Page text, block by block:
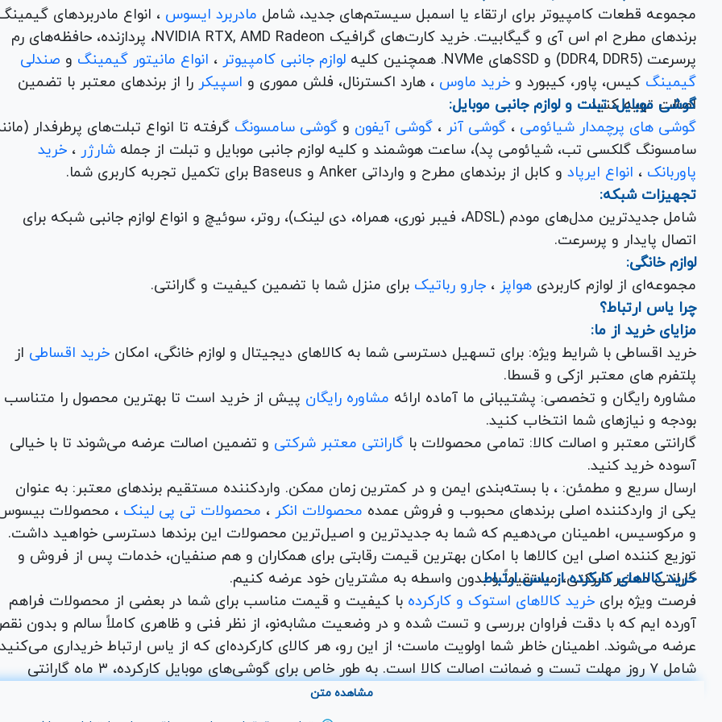
مجموعه قطعات کامپیوتر برای ارتقاء یا اسمبل سیستم‌های جدید، شامل مادربرد ایسوس ، انواع مادربردهای
برندهای مطرح ام اس آی و گیگابیت. خرید کارت‌های گرافیک NVIDIA RTX, AMD Radeon، پردازنده‌، حافظه‌های رم
پرسرعت (DDR4, DDR5) و SSDهای NVMe. همچنین کلیه
لوازم جانبی کامپیوتر ، انواع مانیتور گیمینگ
صندلی
گیمینگ کیس، پاور، کیبورد و خرید ماوس ، هارد اکسترنال، فلش مموری و اسپیکر را از برندهای معتبر با تضمین
اصالت تهیه کنید.
گوشی موبایل، تبلت و لوازم جانبی موبایل:
گوشی های پرچمدار شیائومی ، گوشی آنر ، گوشی آیفون گوشی سامسونگ گرفته تا انواع تبلت‌های پرطرفدار
سامسونگ گلکسی تب، شیائومی پد)، ساعت هوشمند و کلیه لوازم جانبی موبایل و تبلت از جملهشارژر ، خرید
پاوربانک ، انواع ایرپاد
تجهیزات شبکه:
شامل جدیدترین مدل‌های مودم (ADSL، فیبر نوری، همراه، دی لینک)، روتر، سوئیچ و انواع لوازم جانبی شبکه برای
اتصال پایدار و پرسرعت.
لوازم خانگی:
مجموعه‌ای از لوازم کاربردیهواپز ، جارو رباتیک برای منزل شما با تضمین کیفیت و گارانتی.
چرا یاس ارتباط؟
مزایای خرید از ما:
خرید اقساطی با شرایط ویژه: برای تسهیل دسترسی شما به کالاهای دیجیتال و لوازم خانگی، امکانخرید اقساطی از
پلتفرم های معتبر ازکی و قسطا.
مشاوره رایگان و تخصصی: پشتیبانی ما آماده ارائه مشاوره رایگان پیش از خرید است تا بهترین محصول را متناسب
بودجه و نیازهای شما انتخاب کنید.
گارانتی معتبر و اصالت کالا: تمامی محصولات باگارانتی معتبر شرکتی و تضمین اصالت عرضه می‌شوند تا با خیالی
آسوده خرید کنید.
ارسال سریع و مطمئن: ، با بسته‌بندی ایمن و در کمترین زمان ممکن. واردکننده مستقیم برندهای معتبر: به عنوان
یکی از واردکننده اصلی برندهای محبوب و فروش عمده محصولات انکر ، محصولات تی پی لینک ، محصولات
و مرکوسیس، اطمینان می‌دهیم که شما به جدیدترین و اصیل‌ترین محصولات این برندها دسترسی خواهید داشت.
توزیع کننده اصلی این کالاها با امکان بهترین قیمت رقابتی برای همکاران و هم صنفیان، خدمات پس از فروش و
گارانتی معتبر شرکتی، مستقیماً و بدون واسطه به مشتریان خود عرضه کنیم.
خرید کالاهای کارکرده از یاس ارتباط
فرصت ویژه برایخرید کالاهای استوک و کارکرده با کیفیت و قیمت مناسب برای شما در بعضی از محصولات فراهم
آورده ایم که با دقت فراوان بررسی و تست شده و در وضعیت مشابه‌نو، از نظر فنی و ظاهری کاملاً سالم و بدون
عرضه می‌شوند. اطمینان خاطر شما اولویت ماست؛ از این رو، هر کالای کارکرده‌ای که از یاس ارتباط خریداری
شامل ۷ روز مهلت تست و ضمانت اصالت کالا است. به طور خاص برای گوشی‌های موبایل کارکرده، ۳ ماه گارانتی
اختصاصی یاس ارتباط برای شما در نظر گرفته شده است. شما می‌توانید طیف وسیعی از محصولات دیجیتال
نو کارکرده، مانیتور کارکرده، لپ تاپ کارکرده،مینی کیس و آل این وان کارکرده را با
مشاهده متن